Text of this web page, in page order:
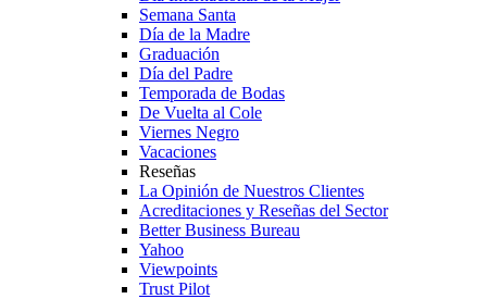
Semana Santa
Día de la Madre
Graduación
Día del Padre
Temporada de Bodas
De Vuelta al Cole
Viernes Negro
Vacaciones
Reseñas
La Opinión de Nuestros Clientes
Acreditaciones y Reseñas del Sector
Better Business Bureau
Yahoo
Viewpoints
Trust Pilot